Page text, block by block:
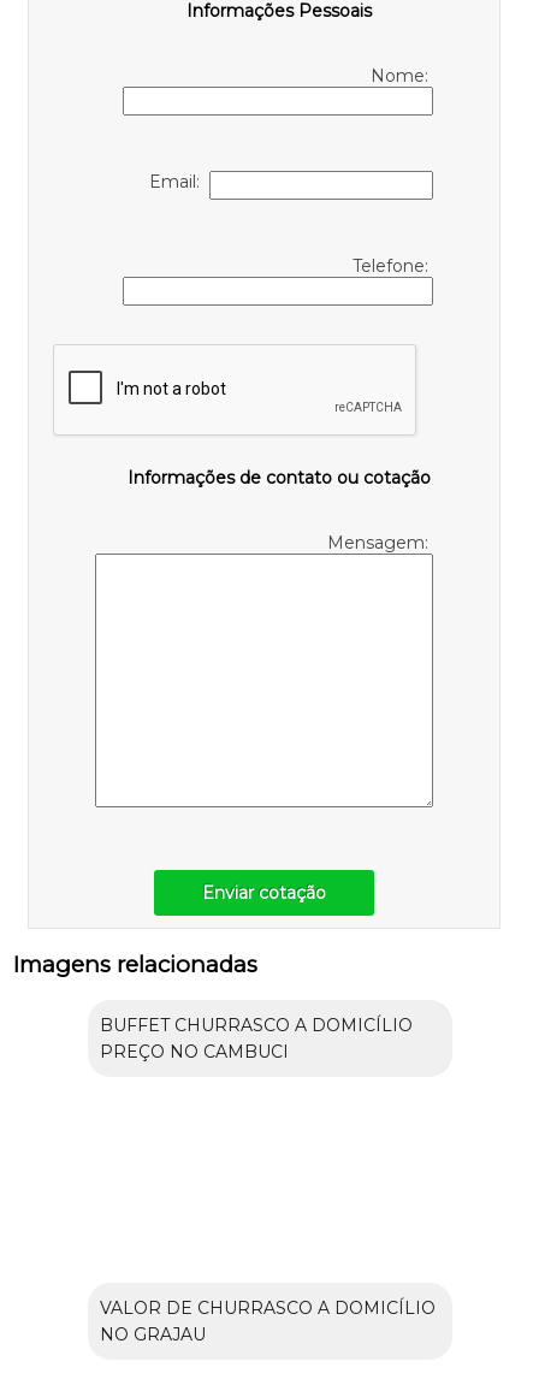
Informações Pessoais
Nome:
Email:
Telefone:
Informações de contato ou cotação
Mensagem:
Enviar cotação
Imagens relacionadas
BUFFET CHURRASCO A DOMICÍLIO
PREÇO NO CAMBUCI
VALOR DE CHURRASCO A DOMICÍLIO
NO GRAJAU